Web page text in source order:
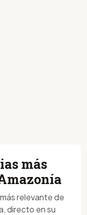
más
relevante de
directo en su